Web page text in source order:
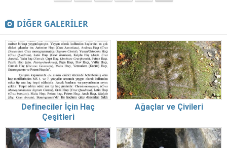
DİĞER GALERİLER
Defineciler İçin Haç
Çeşitleri
Ağaçlar ve Çivileri